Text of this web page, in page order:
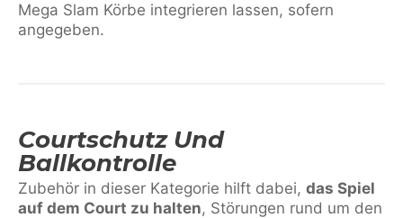
Mega Slam Körbe integrieren lassen, sofern
angegeben.
Courtschutz Und
Ballkontrolle
Zubehör in dieser Kategorie hilft dabei, das Spiel
auf dem Court zu halten, Störungen rund um den